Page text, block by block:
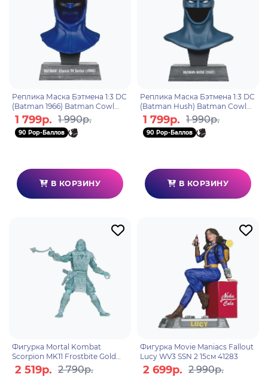
Реплика Маска Бэтмена 1:3 DC
(Batman 1966) Batman Cowl
18см 179088
1 799р. 1 990р.
90 Pop-Баллов
В КОРЗИНУ
Реплика Маска Бэтмена 1:3 DC
(Batman Hush) Batman Cowl
18см 179170
1 799р. 1 990р.
90 Pop-Баллов
В КОРЗИНУ
Фигурка Mortal Kombat
Scorpion MK11 Frostbite Gold
Label 18см 10999
2 519р. 2 790р.
Фигурка Movie Maniacs Fallout
Lucy WV3 SSN 2 15см 41283
2 699р. 2 990р.